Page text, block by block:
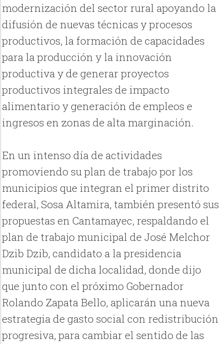
modernización del sector rural apoyando la
difusión de nuevas técnicas y procesos
productivos, la formación de capacidades
para la producción y la innovación
productiva y de generar proyectos
productivos integrales de impacto
alimentario y generación de empleos e
ingresos en zonas de alta marginación.
En un intenso día de actividades
promoviendo su plan de trabajo por los
municipios que integran el primer distrito
federal, Sosa Altamira, también presentó sus
propuestas en Cantamayec, respaldando el
plan de trabajo municipal de José Melchor
Dzib Dzib, candidato a la presidencia
municipal de dicha localidad, donde dijo
que junto con el próximo Gobernador
Rolando Zapata Bello, aplicarán una nueva
estrategia de gasto social con redistribución
progresiva, para cambiar el sentido de las